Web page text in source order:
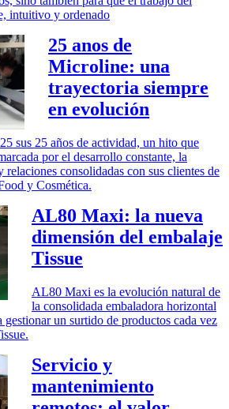
intuitivo y ordenado
25 anos de
Microline: una
trayectoria siempre
en evolución
sus 25 años de actividad, un hito que
por el desarrollo constante, la
relaciones consolidadas con sus clientes de
y Cosmética.
AL80 Maxi: la nueva
dimensión del embalaje
Tissue
AL80 Maxi es la evolución natural de
la consolidada embaladora horizontal
un surtido de productos cada vez
Servicio y
mantenimiento